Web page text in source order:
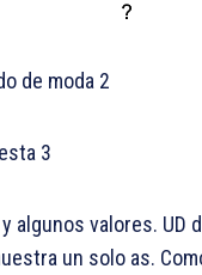
de moda 2
3
algunos valores.
un solo as.